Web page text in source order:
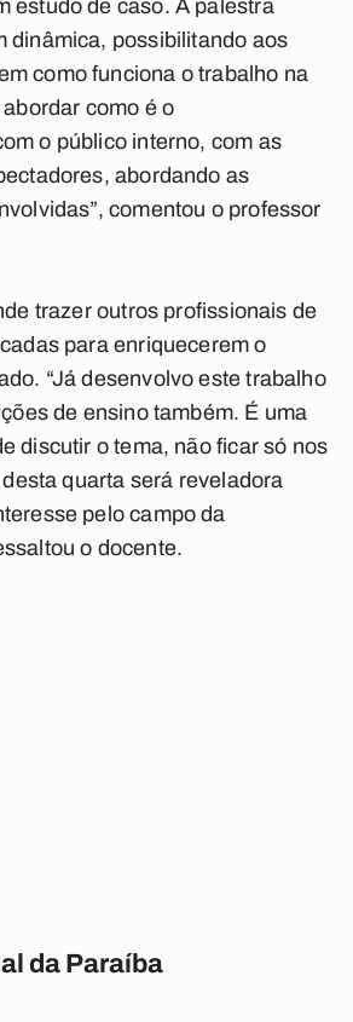
estudo de caso. A palestra
dinâmica, possibilitando aos
como funciona o trabalho na
como é o
o público interno, com as
abordando as
comentou o professor
trazer outros profissionais de
para enriquecerem o
“Já desenvolvo este trabalho
de ensino também. É uma
discutir o tema, não ficar só nos
quarta será reveladora
pelo campo da
o docente.
da Paraíba